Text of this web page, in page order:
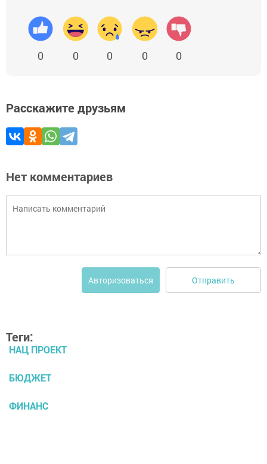
0 0 0 0 0
Расскажите друзьям
Нет комментариев
Авторизоваться Отправить
Теги:
НАЦ ПРОЕКТ
БЮДЖЕТ
ФИНАНС